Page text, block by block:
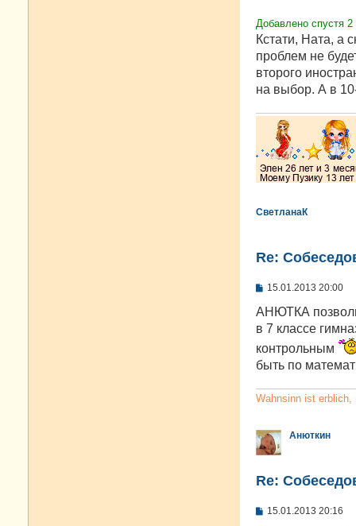
Добавлено спустя
Кстати, Ната, а
проблем не
второго
на выбор. А в
СветланаК
Re:
С
о
щ
н
и
15.01.2013 20:00
AНЮТКА
в 7 классе
контрольным
быть по
Wahnsinn ist erblich,
Анюткин
Re:
С15.01.2013 20:16